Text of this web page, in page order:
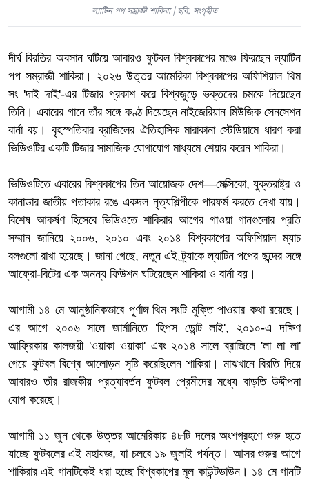
ল্যাটিন পপ সম্রাজ্ঞী শাকিরা | ছবি: সংগৃহীত
দীর্ঘ বিরতির অবসান ঘটিয়ে আবারও ফুটবল বিশ্বকাপের মঞ্চে ফিরছেন ল্যাটিন
পপ সম্রাজ্ঞী শাকিরা। ২০২৬ উত্তর আমেরিকা বিশ্বকাপের অফিশিয়াল থিম
সং 'দাই দাই'-এর টিজার প্রকাশ করে বিশ্বজুড়ে ভক্তদের চমকে দিয়েছেন
তিনি। এবারের গানে তাঁর সঙ্গে কণ্ঠ দিয়েছেন নাইজেরিয়ান মিউজিক সেনসেশন
বার্না বয়। বৃহস্পতিবার ব্রাজিলের ঐতিহাসিক মারাকানা স্টেডিয়ামে ধারণ করা
ভিডিওটির একটি টিজার সামাজিক যোগাযোগ মাধ্যমে শেয়ার করেন শাকিরা।
ভিডিওটিতে এবারের বিশ্বকাপের তিন আয়োজক দেশ—মেক্সিকো, যুক্তরাষ্ট্র ও
কানাডার জাতীয় পতাকার রঙে একদল নৃত্যশিল্পীকে পারফর্ম করতে দেখা যায়।
বিশেষ আকর্ষণ হিসেবে ভিডিওতে শাকিরার আগের গাওয়া গানগুলোর প্রতি
সম্মান জানিয়ে ২০০৬, ২০১০ এবং ২০১৪ বিশ্বকাপের অফিশিয়াল ম্যাচ
বলগুলো রাখা হয়েছে। জানা গেছে, নতুন এই ট্র্যাকে ল্যাটিন পপের ছন্দের সঙ্গে
আফ্রো-বিটের এক অনন্য ফিউশন ঘটিয়েছেন শাকিরা ও বার্না বয়।
আগামী ১৪ মে আনুষ্ঠানিকভাবে পূর্ণাঙ্গ থিম সংটি মুক্তি পাওয়ার কথা রয়েছে।
এর আগে ২০০৬ সালে জার্মানিতে 'হিপস ডোন্ট লাই', ২০১০-এ দক্ষিণ
আফ্রিকায় কালজয়ী 'ওয়াকা ওয়াকা' এবং ২০১৪ সালে ব্রাজিলে 'লা লা লা'
গেয়ে ফুটবল বিশ্বে আলোড়ন সৃষ্টি করেছিলেন শাকিরা। মাঝখানে বিরতি দিয়ে
আবারও তাঁর রাজকীয় প্রত্যাবর্তন ফুটবল প্রেমীদের মধ্যে বাড়তি উদ্দীপনা
যোগ করেছে।
আগামী ১১ জুন থেকে উত্তর আমেরিকায় ৪৮টি দলের অংশগ্রহণে শুরু হতে
যাচ্ছে ফুটবলের এই মহাযজ্ঞ, যা চলবে ১৯ জুলাই পর্যন্ত। আসর শুরুর আগে
শাকিরার এই গানটিকেই ধরা হচ্ছে বিশ্বকাপের মূল কাউন্টডাউন। ১৪ মে গানটি